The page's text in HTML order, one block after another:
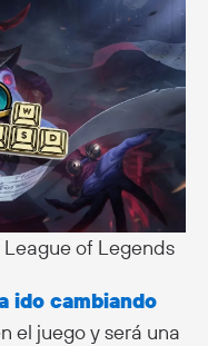
of Legends
ido cambiando
el juego y será una